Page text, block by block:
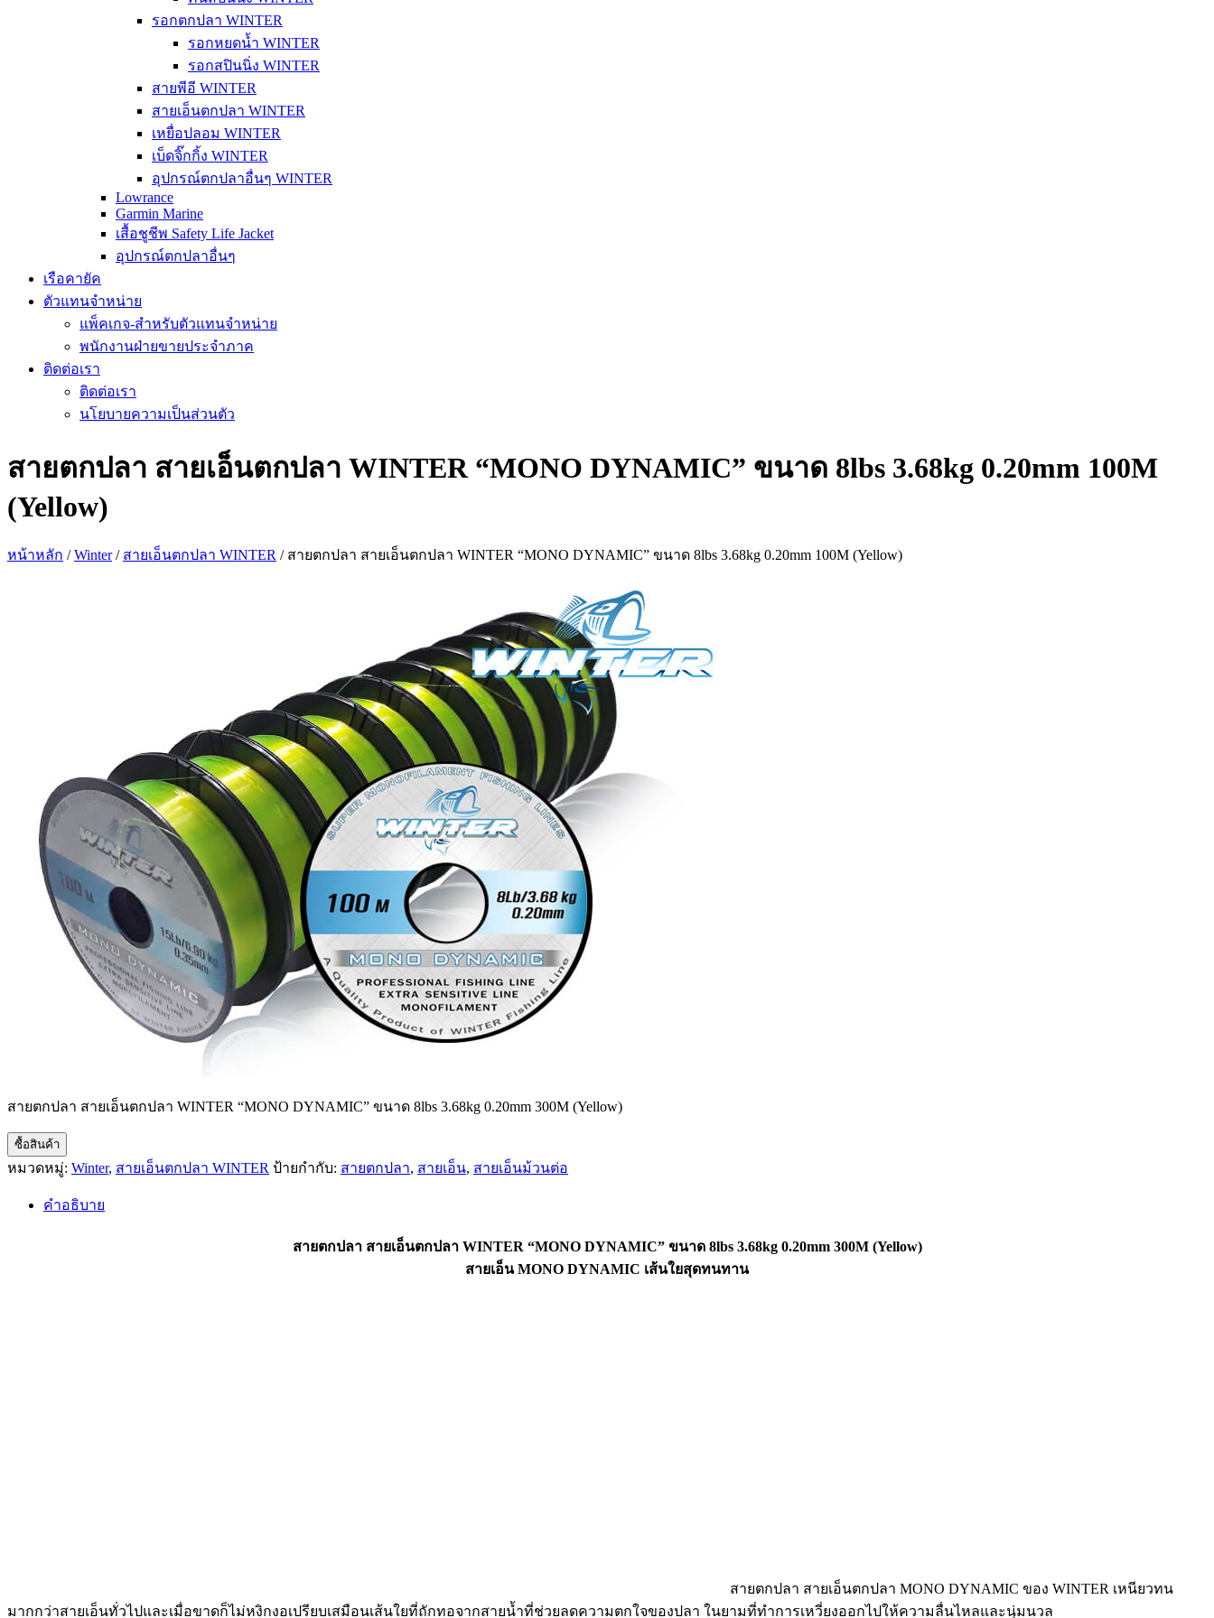
รอกตกปลา WINTER
รอกหยดน้ำ WINTER
รอกสปินนิ่ง WINTER
สายพีอี WINTER
สายเอ็นตกปลา WINTER
เหยื่อปลอม WINTER
เบ็ดจิ๊กกิ้ง WINTER
อุปกรณ์ตกปลาอื่นๆ WINTER
Lowrance
Garmin Marine
เสื้อชูชีพ Safety Life Jacket
อุปกรณ์ตกปลาอื่นๆ
เรือคายัค
ตัวแทนจำหน่าย
แพ็คเกจ-สำหรับตัวแทนจำหน่าย
พนักงานฝ่ายขายประจำภาค
ติดต่อเรา
ติดต่อเรา
นโยบายความเป็นส่วนตัว
สายตกปลา สายเอ็นตกปลา WINTER “MONO DYNAMIC” ขนาด 8lbs 3.68kg 0.20mm 100M
(Yellow)
หน้าหลัก /Winter/ สายเอ็นตกปลา WINTER / สายตกปลา สายเอ็นตกปลา WINTER “MONO DYNAMIC” ขนาด 8lbs 3.68kg 0.20mm 100M (Yellow)
สายตกปลา สายเอ็นตกปลา WINTER “MONO DYNAMIC” ขนาด 8lbs 3.68kg 0.20mm 300M (Yellow)
ซื้อสินค้า
หมวดหมู่: Winter, สายเอ็นตกปลา WINTER ป้ายกำกับ: สายตกปลา, สายเอ็น, สายเอ็นม้วนต่อ
คำอธิบาย
สายตกปลา สายเอ็นตกปลา WINTER “MONO DYNAMIC” ขนาด 8lbs 3.68kg 0.20mm 300M (Yellow)
สายเอ็น MONO DYNAMIC เส้นใยสุดทนทาน
สายตกปลา สายเอ็นตกปลา MONO DYNAMIC ของ WINTER เหนียวทน
มากกว่าสายเอ็นทั่วไปและเมื่อขาดก็ไม่หงิกงอเปรียบเสมือนเส้นใยที่ถักทอจากสายน้ำที่ช่วยลดความตกใจของปลา ในยามที่ทำการเหวี่ยงออกไปให้ความลื่นไหลและนุ่มนวล